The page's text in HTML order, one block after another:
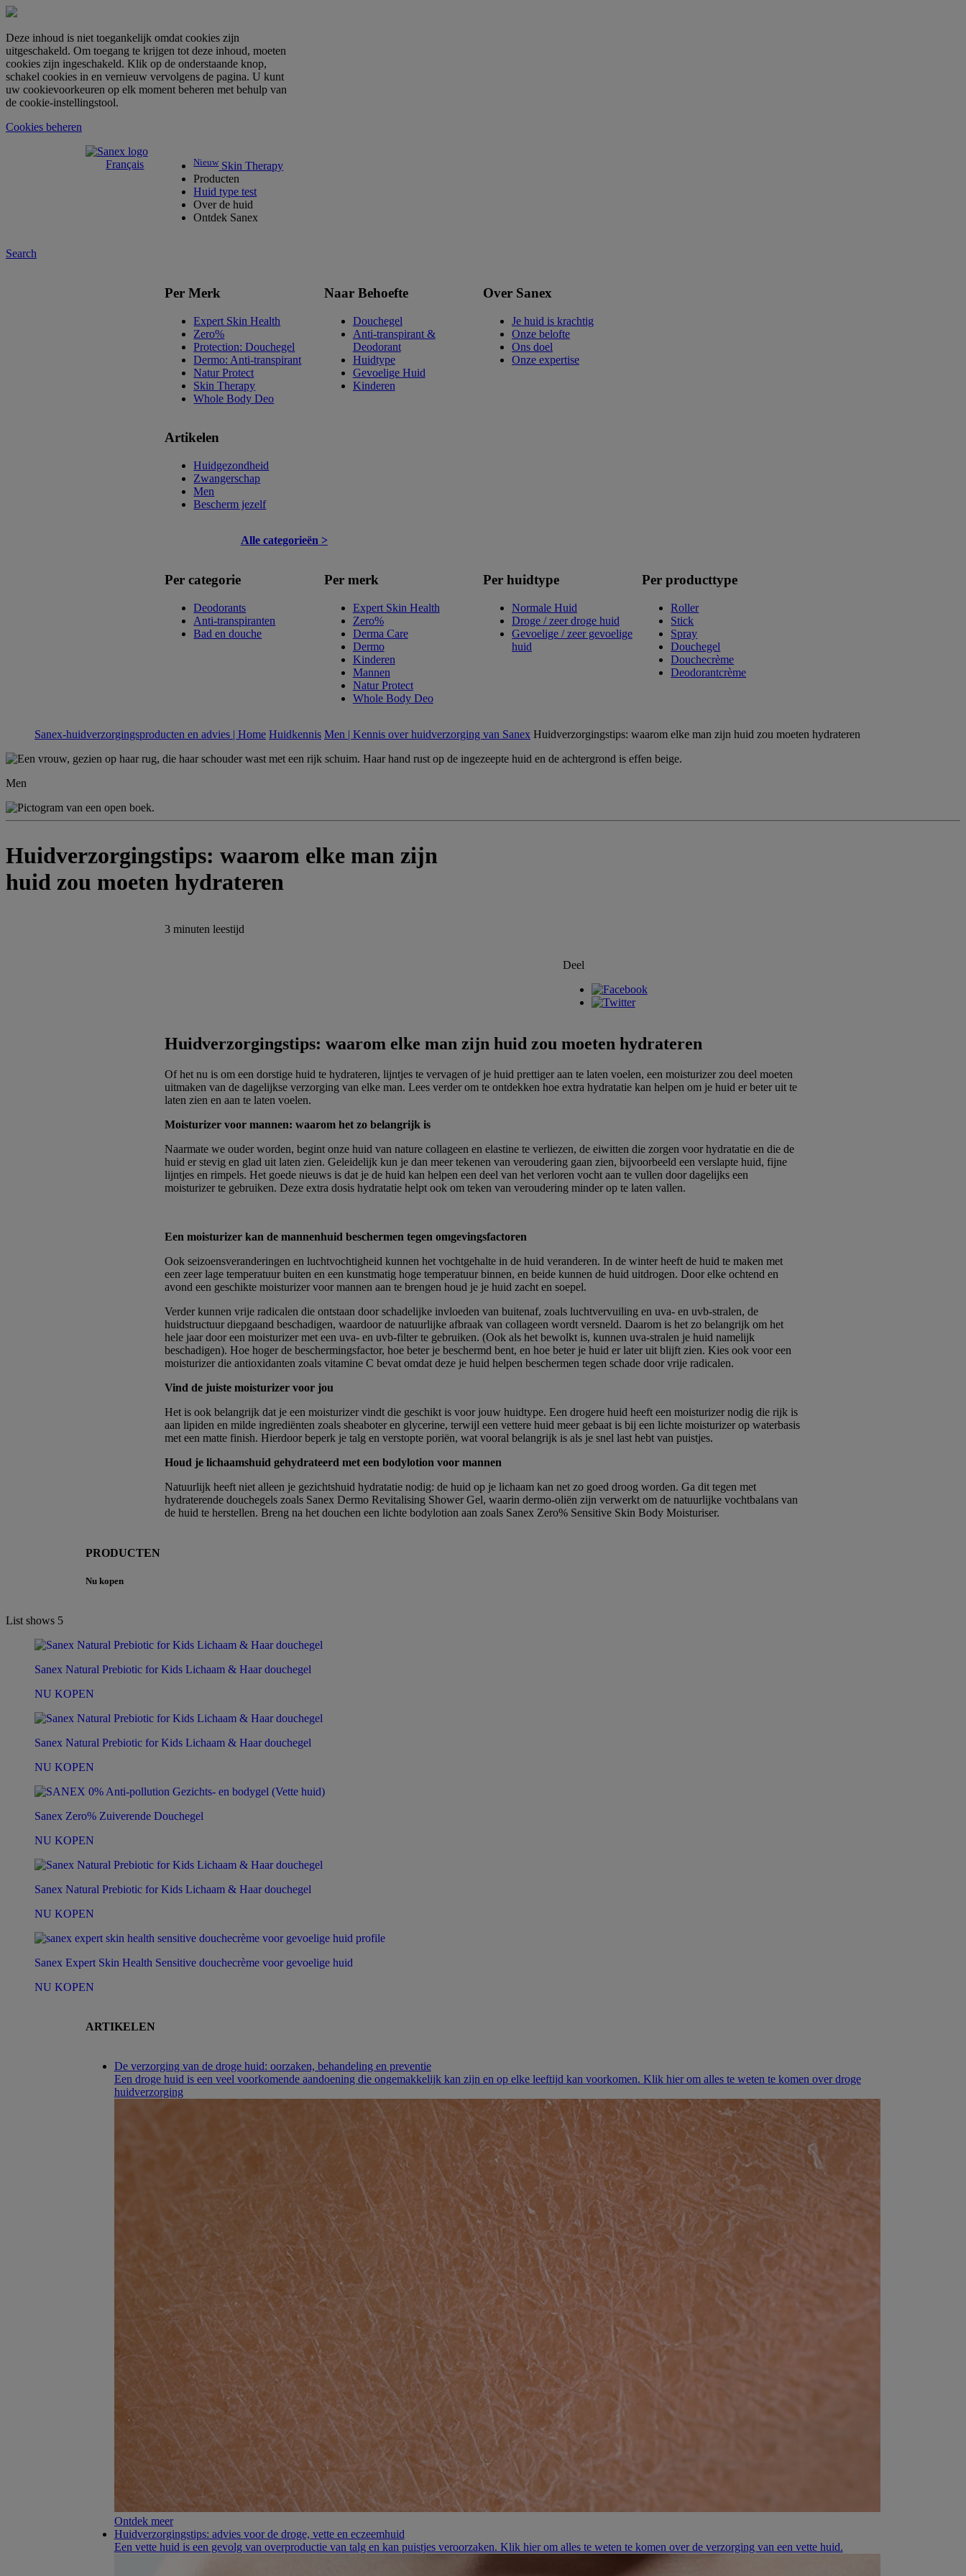
Deze inhoud is niet toegankelijk omdat cookies zijn
uitgeschakeld. Om toegang te krijgen tot deze inhoud, moeten
cookies zijn ingeschakeld. Klik op de onderstaande knop,
schakel cookies in en vernieuw vervolgens de pagina. U kunt
uw cookievoorkeuren op elk moment beheren met behulp van
de cookie-instellingstool.
Cookies beheren
Français NieuwSkin Therapy
Producten
Huid type test
Over de huid
Ontdek Sanex
Search
Per Merk
Expert Skin Health
Zero%
Protection: Douchegel
Dermo: Anti-transpirant
Natur Protect
Skin Therapy
Whole Body Deo
Naar Behoefte
Douchegel
Anti-transpirant &
Deodorant
Huidtype
Gevoelige Huid
Kinderen
Over Sanex
Je huid is krachtig
Onze belofte
Ons doel
Onze expertise
Artikelen
Huidgezondheid
Zwangerschap
Men
Bescherm jezelf
Alle categorieën >
Per categorie
Deodorants
Anti-transpiranten
Bad en douche
Per merk
Expert Skin Health
Zero%
Derma Care
Dermo
Kinderen
Mannen
Natur Protect
Whole Body Deo
Per huidtype
Normale Huid
Droge / zeer droge huid
Gevoelige / zeer gevoelige
huid
Per producttype
Roller
Stick
Spray
Douchegel
Douchecrème
Deodorantcrème
Sanex-huidverzorgingsproducten en advies | Home Huidkennis Men | Kennis over huidverzorging van Sanex Huidverzorgingstips: waarom elke man zijn huid zou moeten hydrateren
Men
Huidverzorgingstips: waarom elke man zijn
huid zou moeten hydrateren
3 minuten leestijd
Deel
Huidverzorgingstips: waarom elke man zijn huid zou moeten hydrateren
Of het nu is om een dorstige huid te hydrateren, lijntjes te vervagen of je huid prettiger aan te laten voelen, een moisturizer zou deel moeten
uitmaken van de dagelijkse verzorging van elke man. Lees verder om te ontdekken hoe extra hydratatie kan helpen om je huid er beter uit te
laten zien en aan te laten voelen.
Moisturizer voor mannen: waarom het zo belangrijk is
Naarmate we ouder worden, begint onze huid van nature collageen en elastine te verliezen, de eiwitten die zorgen voor hydratatie en die de
huid er stevig en glad uit laten zien. Geleidelijk kun je dan meer tekenen van veroudering gaan zien, bijvoorbeeld een verslapte huid, fijne
lijntjes en rimpels. Het goede nieuws is dat je de huid kan helpen een deel van het verloren vocht aan te vullen door dagelijks een
moisturizer te gebruiken. Deze extra dosis hydratatie helpt ook om teken van veroudering minder op te laten vallen.
Een moisturizer kan de mannenhuid beschermen tegen omgevingsfactoren
Ook seizoensveranderingen en luchtvochtigheid kunnen het vochtgehalte in de huid veranderen. In de winter heeft de huid te maken met
een zeer lage temperatuur buiten en een kunstmatig hoge temperatuur binnen, en beide kunnen de huid uitdrogen. Door elke ochtend en
avond een geschikte moisturizer voor mannen aan te brengen houd je je huid zacht en soepel.
Verder kunnen vrije radicalen die ontstaan door schadelijke invloeden van buitenaf, zoals luchtvervuiling en uva- en uvb-stralen, de
huidstructuur diepgaand beschadigen, waardoor de natuurlijke afbraak van collageen wordt versneld. Daarom is het zo belangrijk om het
hele jaar door een moisturizer met een uva- en uvb-filter te gebruiken. (Ook als het bewolkt is, kunnen uva-stralen je huid namelijk
beschadigen). Hoe hoger de beschermingsfactor, hoe beter je beschermd bent, en hoe beter je huid er later uit blijft zien. Kies ook voor een
moisturizer die antioxidanten zoals vitamine C bevat omdat deze je huid helpen beschermen tegen schade door vrije radicalen.
Vind de juiste moisturizer voor jou
Het is ook belangrijk dat je een moisturizer vindt die geschikt is voor jouw huidtype. Een drogere huid heeft een moisturizer nodig die rijk is
aan lipiden en milde ingrediënten zoals sheaboter en glycerine, terwijl een vettere huid meer gebaat is bij een lichte moisturizer op waterbasis
met een matte finish. Hierdoor beperk je talg en verstopte poriën, wat vooral belangrijk is als je snel last hebt van puistjes.
Houd je lichaamshuid gehydrateerd met een bodylotion voor mannen
Natuurlijk heeft niet alleen je gezichtshuid hydratatie nodig: de huid op je lichaam kan net zo goed droog worden. Ga dit tegen met
hydraterende douchegels zoals Sanex Dermo Revitalising Shower Gel, waarin dermo-oliën zijn verwerkt om de natuurlijke vochtbalans van
de huid te herstellen. Breng na het douchen een lichte bodylotion aan zoals Sanex Zero% Sensitive Skin Body Moisturiser.
PRODUCTEN
Nu kopen
List shows 5
Sanex Natural Prebiotic for Kids Lichaam & Haar douchegel
NU KOPEN
Sanex Natural Prebiotic for Kids Lichaam & Haar douchegel
NU KOPEN
Sanex Zero% Zuiverende Douchegel
NU KOPEN
Sanex Natural Prebiotic for Kids Lichaam & Haar douchegel
NU KOPEN
Sanex Expert Skin Health Sensitive douchecrème voor gevoelige huid
NU KOPEN
ARTIKELEN
De verzorging van de droge huid: oorzaken, behandeling en preventie
Een droge huid is een veel voorkomende aandoening die ongemakkelijk kan zijn en op elke leeftijd kan voorkomen. Klik hier om alles te weten te komen over droge
huidverzorging
Ontdek meer
Huidverzorgingstips: advies voor de droge, vette en eczeemhuid
Een vette huid is een gevolg van overproductie van talg en kan puistjes veroorzaken. Klik hier om alles te weten te komen over de verzorging van een vette huid.